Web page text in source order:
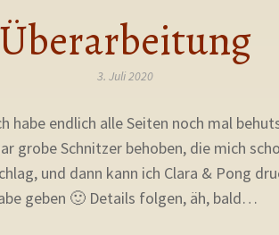
Überarbeitung
3. Juli 2020
habe endlich alle Seiten noch mal
grobe Schnitzer behoben, die mich
und dann kann ich Clara & Pong
geben 🙂 Details folgen, äh, bald…